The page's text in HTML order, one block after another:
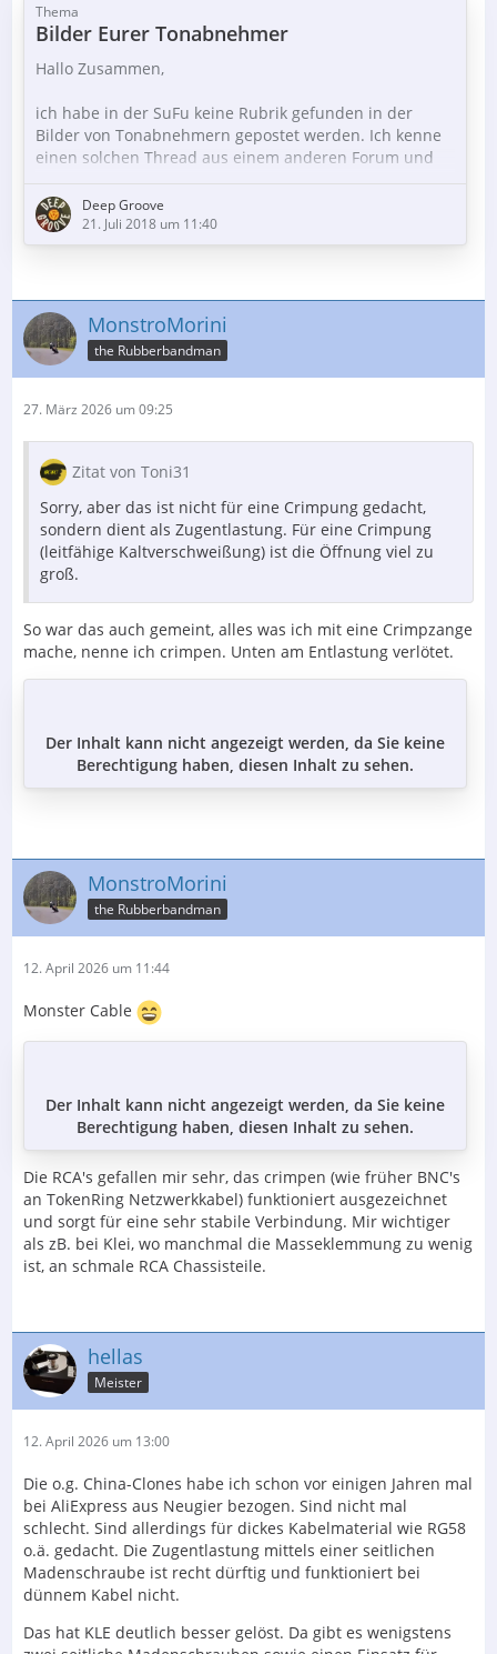
Frank ich brings Dir gerne beim Stammtisch mal mit,
kannste mal einbauen. Auch Du wirst begeistert sein....
Viele Grüße
Peter
Thema
Bilder Eurer Tonabnehmer
Hallo Zusammen,
ich habe in der SuFu keine Rubrik gefunden in der
Bilder von Tonabnehmern gepostet werden. Ich kenne
einen solchen Thread aus einem anderen Forum und
finde ihn sehr schön.
Ich fange mal mit meinem Lieblingstonabnehmer an:
Denon DL-103M
läuft, hat mit dem 103 eigentlich nur noch die
Gehäuseform gemeinsam:
Bornadelträger
CU ca. 18 (10 bei 100 Hz)
AK 1,4 +/-0,2
Der Inhalt kann nicht angezeigt werden, da Sie
keine
Deep Groove
21. Juli 2018 um 11:40
MonstroMorini
the Rubberbandman
27. März 2026 um 09:25
Zitat von Toni31
Sorry, aber das ist nicht für eine Crimpung gedacht,
sondern dient als Zugentlastung. Für eine Crimpung
(leitfähige Kaltverschweißung) ist die Öffnung viel zu
groß.
So war das auch gemeint, alles was ich mit eine Crimpzange
mache, nenne ich crimpen. Unten am Entlastung verlötet.
Der Inhalt kann nicht angezeigt werden, da Sie keine
Berechtigung haben, diesen Inhalt zu sehen.
MonstroMorini
the Rubberbandman
12. April 2026 um 11:44
Monster Cable
Der Inhalt kann nicht angezeigt werden, da Sie keine
Berechtigung haben, diesen Inhalt zu sehen.
Die RCA's gefallen mir sehr, das crimpen (wie früher BNC's
an TokenRing Netzwerkkabel) funktioniert ausgezeichnet
und sorgt für eine sehr stabile Verbindung. Mir wichtiger
als zB. bei Klei, wo manchmal die Masseklemmung zu wenig
ist, an schmale RCA Chassisteile.
hellas
Meister
12. April 2026 um 13:00
Die o.g. China-Clones habe ich schon vor einigen Jahren mal
bei AliExpress aus Neugier bezogen. Sind nicht mal
schlecht. Sind allerdings für dickes Kabelmaterial wie RG58
o.ä. gedacht. Die Zugentlastung mittels einer seitlichen
Madenschraube ist recht dürftig und funktioniert bei
dünnem Kabel nicht.
Das hat KLE deutlich besser gelöst. Da gibt es wenigstens